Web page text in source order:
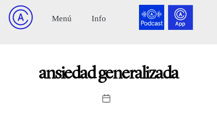
ansiedad generalizada